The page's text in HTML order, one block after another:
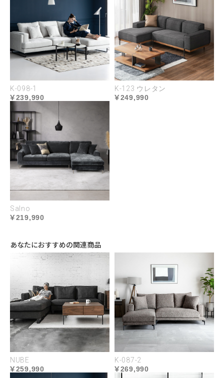
様々な生活シーンに対応するワイド
な天板
ゆったりと使えるワイドなトップ。雑誌やテーブル
ウェアを並べても十分にゆとりがあり、窮屈感があ
りません。団欒やくつろぎのシーンはもちろん、ワ
ークスペースなど様々な生活シーンに対応します。
ソファとフロアどちらに座っても過ごしやすい高さ
設計。圧迫感を感じさせず空間を広く見せる視覚効
果があります。安定感のあるシングルレッグは、シ
ンプルな佇まいでテーブルトップの存在感を惹きた
てます。
K-098-1
239,990
K-123 ウレタン
249,990
Salno
219,990
あなたにおすすめの関連商品
NUBE
259,990
K-087-2
269,990